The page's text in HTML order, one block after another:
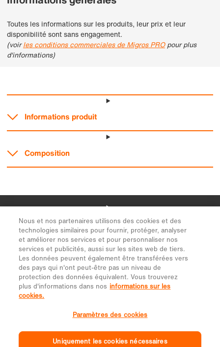
Nous et nos partenaires utilisons des cookies et des
technologies similaires pour fournir, protéger, analyser
et améliorer nos services et pour personnaliser nos
services et publicités, aussi sur les sites web de tiers.
Les données peuvent également être transférées vers
des pays qui n'ont peut-être pas un niveau de
protection des données équivalent. Vous trouverez
plus d'informations dans nos informations sur les
cookies.
Paramètres des cookies
Uniquement les cookies nécessaires